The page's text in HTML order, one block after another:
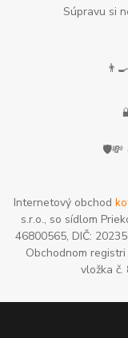
Súpravu si
🛡️💸
Internetový obchod
s.r.o., so sídlom
46800565, DIČ:
Obchodnom
vložka č.